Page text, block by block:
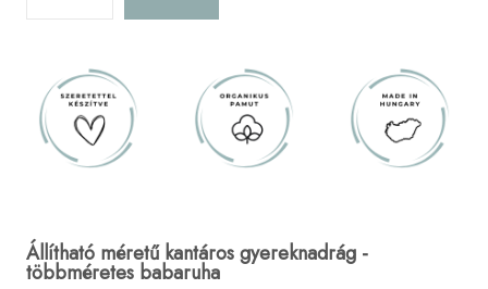
Állítható méretű kantáros gyereknadrág -
többméretes babaruha